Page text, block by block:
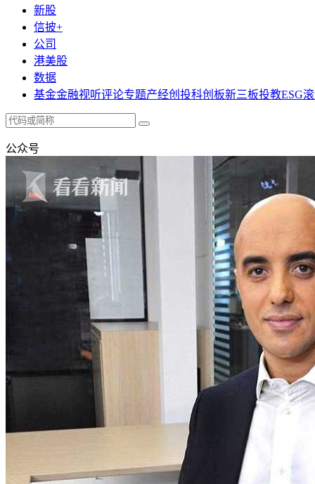
新股
信披+
公司
港美股
数据
基金金融视听评论专题产经创投科创板新三板投教ESG
公众号